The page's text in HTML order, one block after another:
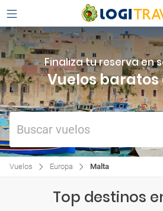
Finaliza tu reserva en
Vuelos
Buscar vuelos
Vuelos Europa Malta
Top destinos